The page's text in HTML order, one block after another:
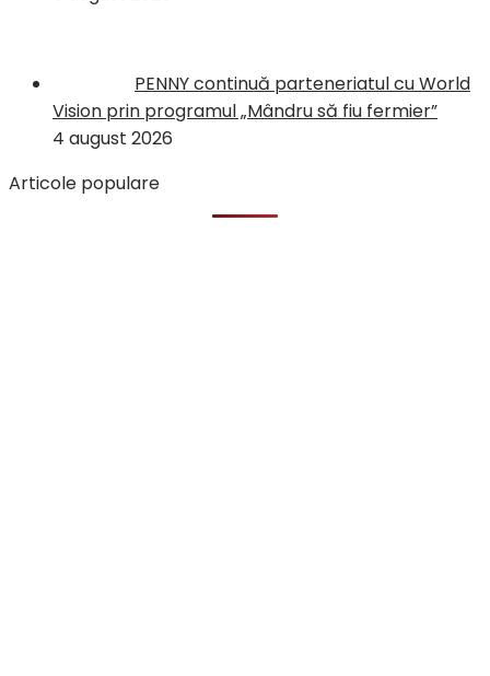
PENNY continuă parteneriatul cu World
Vision prin programul „Mândru să fiu fermier”
4 august 2026
Articole populare